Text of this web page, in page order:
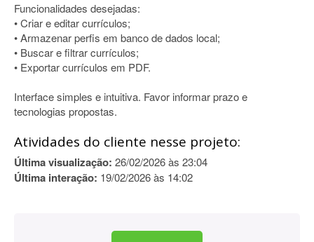
Funcionalidades desejadas:
• Criar e editar currículos;
• Armazenar perfis em banco de dados local;
• Buscar e filtrar currículos;
• Exportar currículos em PDF.
Interface simples e intuitiva. Favor informar prazo e
tecnologias propostas.
Atividades do cliente nesse projeto:
Última visualização: 26/02/2026 às 23:04
Última interação: 19/02/2026 às 14:02